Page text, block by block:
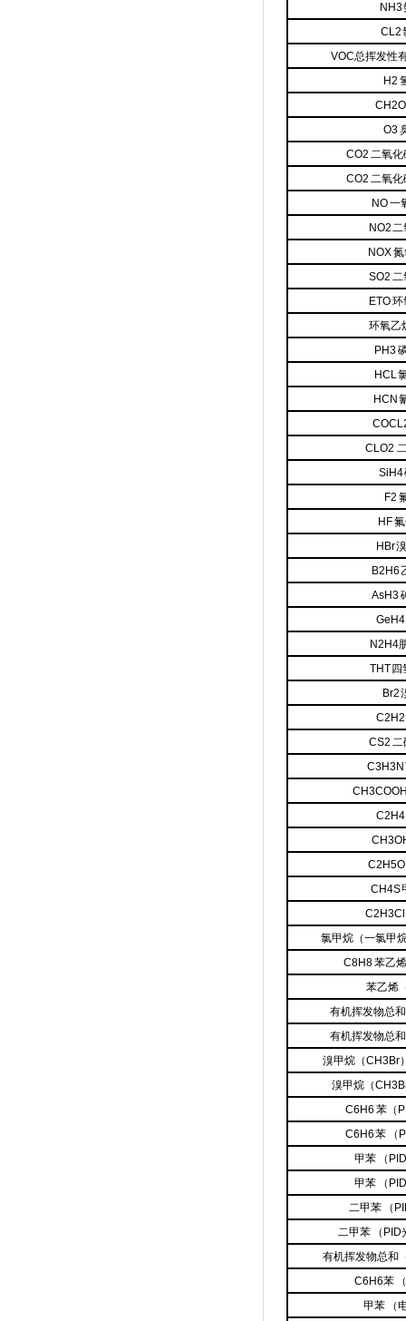
NH3
CL2
VOC总挥发性
H2
O3
CO2 二氧化
CO2 二氧化
NO 一
NO2
NOX
SO2
ETO
环氧乙
PH3
HCL
HCN
CLO2
SiH4
F2
HF
HBr
B2H6
AsH3
N2H4
THT
Br2
CS2
C3H3N
CH4S
氯甲烷（一氯甲
C8H8 苯乙
苯乙烯
有机挥发物总
有机挥发物总
溴甲烷（CH3Br
溴甲烷（
C6H6 苯（
C6H6 苯 （
甲苯 （
甲苯 （
二甲苯 （
二甲苯 （PID
有机挥发物总和
C6H6苯
甲苯 （